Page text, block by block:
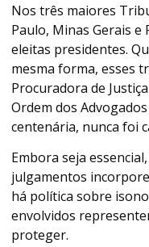
Nos três maiores
Paulo, Minas Gerais e
eleitas presidentes.
mesma forma, esses
Procuradora de
Ordem dos
centenária, nunca foi
Embora seja
julgamentos
há política sobre
envolvidos
proteger.